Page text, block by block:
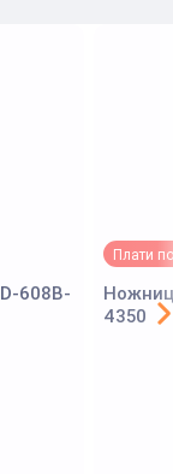
608B-
Плати
4350